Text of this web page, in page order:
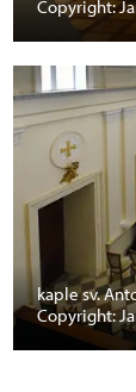
Copyright:
kaple sv.
Copyright: